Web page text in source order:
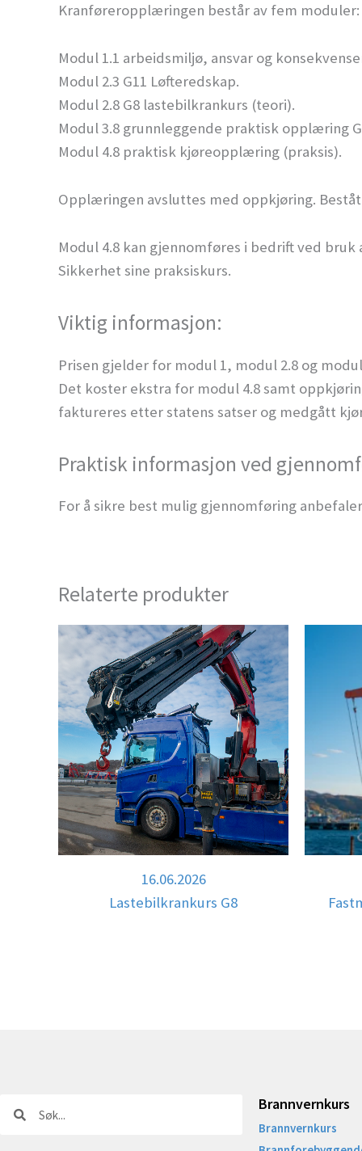
Kranføreropplæringen består av fem moduler:
Modul 1.1 arbeidsmiljø, ansvar og
Modul 2.3 G11 Løfteredskap.
Modul 2.8 G8 lastebilkrankurs (teori).
Modul 3.8 grunnleggende praktisk opplæring
Modul 4.8 praktisk kjøreopplæring (praksis).
Opplæringen avsluttes med oppkjøring.
Modul 4.8 kan gjennomføres i bedrift ved
Sikkerhet sine praksiskurs.
Viktig informasjon:
Prisen gjelder for modul 1, modul 2.8 og
Det koster ekstra for modul 4.8 samt
faktureres etter statens satser og medgått
Praktisk informasjon ved
For å sikre best mulig gjennomføring
Relaterte produkter
16.06.2026
Lastebilkrankurs G8
Søk Brannvernkurs
Brannvernkurs